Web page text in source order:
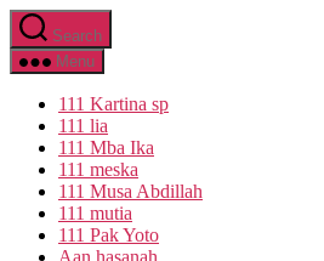
Skip
to
the
Search
Menu
111 Kartina sp
111 lia
111 Mba Ika
111 meska
111 Musa Abdillah
111 mutia
111 Pak Yoto
Aan hasanah